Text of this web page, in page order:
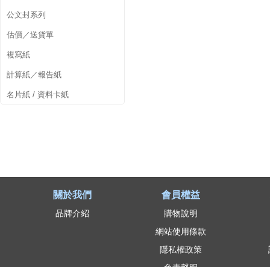
公文封系列
估價／送貨單
複寫紙
計算紙／報告紙
名片紙 / 資料卡紙
關於我們
品牌介紹
會員權益
購物說明
網站使用條款
隱私權政策